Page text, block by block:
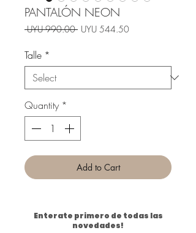
PANTALÓN NEON
UYU 990.00 Regular
UYU 544.50Sale
Talle *
Quantity *
Add to Cart
Enterate primero de todas las
novedades!